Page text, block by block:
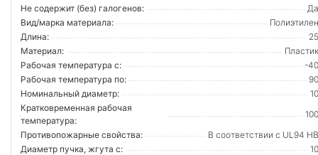
Не содержит (без) галогенов:
Да
Вид/марка материала:
Полиэтилен
Длина:
25
Материал:
Пластик
Рабочая температура с:
-40
Рабочая температура по:
90
Номинальный диаметр:
10
Кратковременная рабочая
температура:
100
Противопожарные свойства:
В соответствии с UL94 HB
Диаметр пучка, жгута с:
10